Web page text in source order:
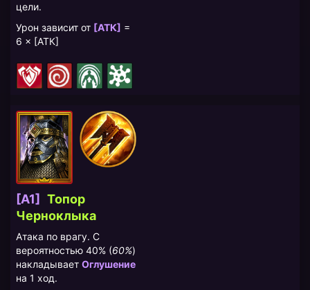
цели.
Урон зависит от [АТК] =
6 × [АТК]
[A1]
​Топор
Черноклыка
Атака по врагу. С
вероятностью 40% (60%)
накладывает Оглушение
на 1 ход.